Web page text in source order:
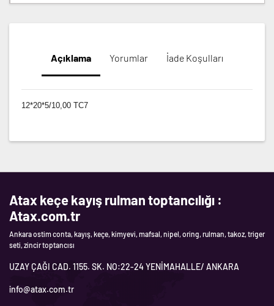
Açıklama Yorumlar İade Koşulları
12*20*5/10,00 TC7
Atax keçe kayış rulman toptancılığı :
Atax.com.tr
Ankara ostim conta, kayış, keçe, kimyevi, mafsal, nipel, oring, rulman, takoz, triger
seti, zincir toptancısı
UZAY ÇAĞI CAD. 1155. SK. NO:22-24 YENİMAHALLE/ ANKARA
info@atax.com.tr